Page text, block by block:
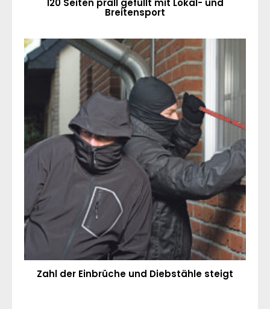
120 Seiten prall gefüllt mit Lokal- und
Breitensport
Zahl der Einbrüche und Diebstähle steigt